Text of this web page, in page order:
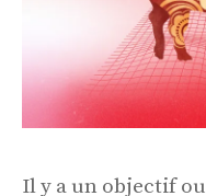
Il y a un objectif ou